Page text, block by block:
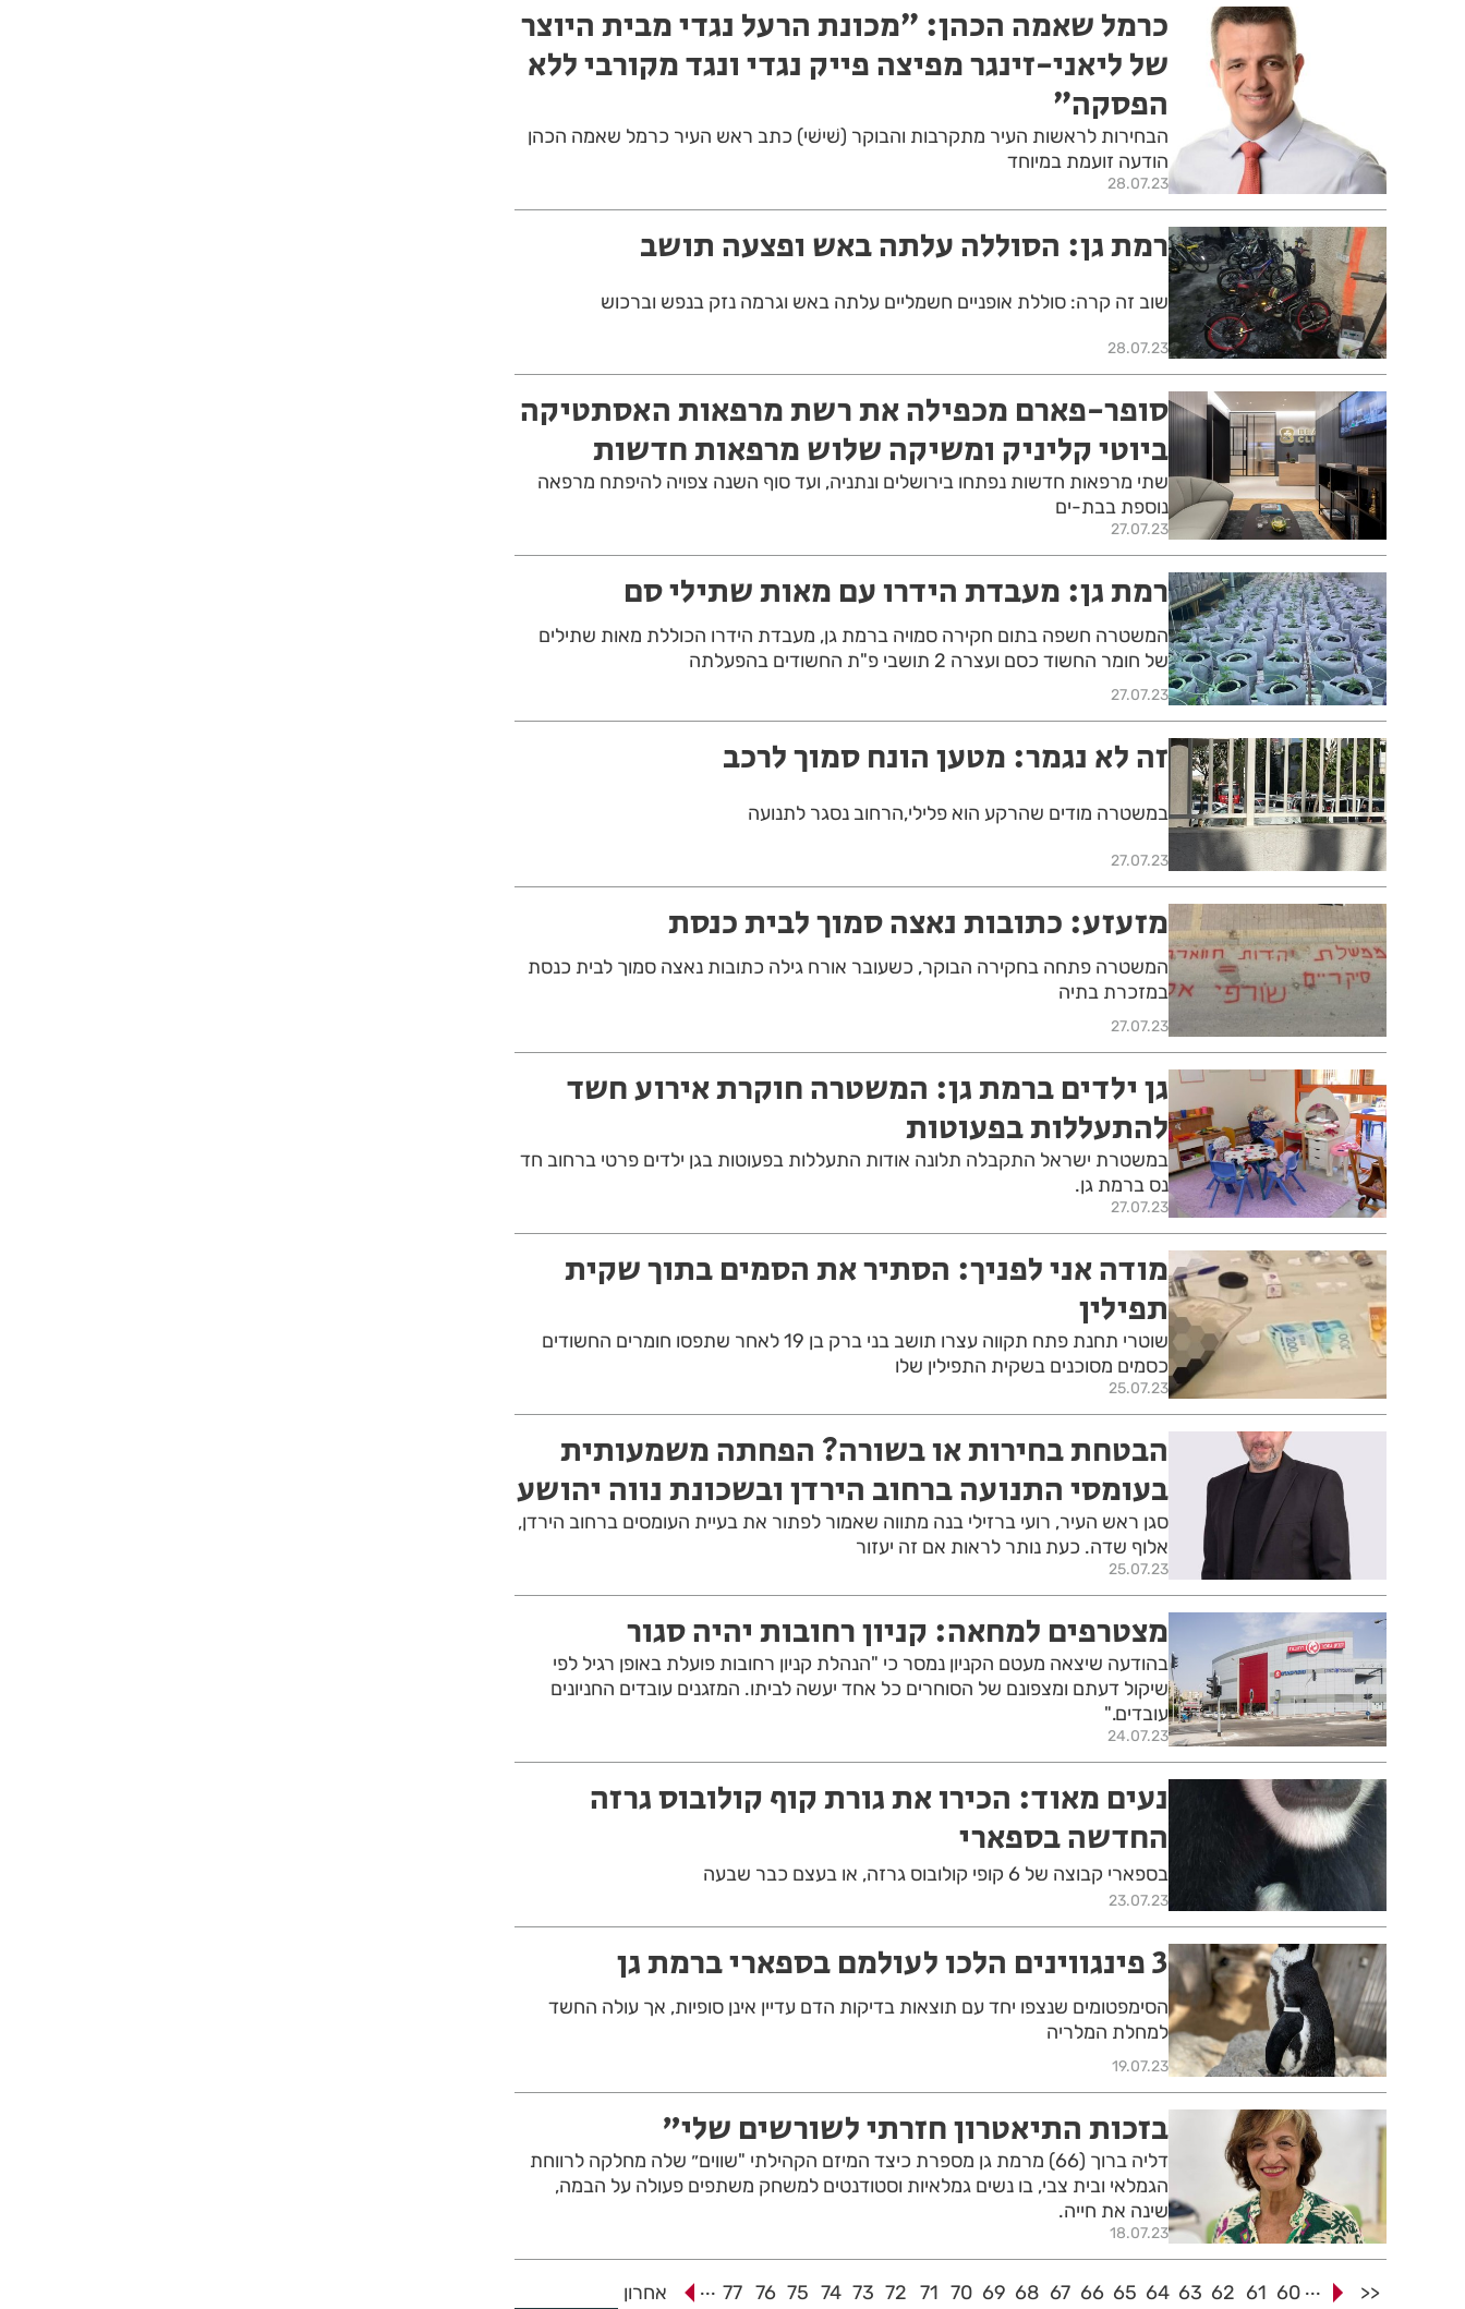
כרמל שאמה הכהן: ״מכונת הרעל נגדי מבית היוצר
של ליאני-זינגר מפיצה פייק נגדי ונגד מקורבי ללא
הפסקה״
הבחירות לראשות העיר מתקרבות והבוקר (שׁישׁי) כתב ראש העיר כרמל שאמה הכהן
הודעה זועמת במיוחד
28.07.23
רמת גן: הסוללה עלתה באש ופצעה תושב
שוב זה קרה: סוללת אופניים חשמליים עלתה באש וגרמה נזק בנפש וברכוש
28.07.23
סופר-פארם מכפילה את רשת מרפאות האסתטיקה
ביוטי קליניק ומשיקה שלוש מרפאות חדשות
שתי מרפאות חדשות נפתחו בירושלים ונתניה, ועד סוף השנה צפויה להיפתח מרפאה
נוספת בבת-ים
27.07.23
רמת גן: מעבדת הידרו עם מאות שתילי סם
המשטרה חשפה בתום חקירה סמויה ברמת גן, מעבדת הידרו הכוללת מאות שתילים
של חומר החשוד כסם ועצרה 2 תושבי פ"ת החשודים בהפעלתה
27.07.23
זה לא נגמר: מטען הונח סמוך לרכב
במשטרה מודים שהרקע הוא פלילי,הרחוב נסגר לתנועה
27.07.23
מזעזע: כתובות נאצה סמוך לבית כנסת
המשטרה פתחה בחקירה הבוקר, כשעובר אורח גילה כתובות נאצה סמוך לבית כנסת
במזכרת בתיה
27.07.23
גן ילדים ברמת גן: המשטרה חוקרת אירוע חשד
להתעללות בפעוטות
במשטרת ישראל התקבלה תלונה אודות התעללות בפעוטות בגן ילדים פרטי ברחוב חד
נס ברמת גן.
27.07.23
מודה אני לפניך: הסתיר את הסמים בתוך שקית
תפילין
שוטרי תחנת פתח תקווה עצרו תושב בני ברק בן 19 לאחר שתפסו חומרים החשודים
כסמים מסוכנים בשקית התפילין שלו
25.07.23
הבטחת בחירות או בשורה? הפחתה משמעותית
בעומסי התנועה ברחוב הירדן ובשכונת נווה יהושע
סגן ראש העיר, רועי ברזילי בנה מתווה שאמור לפתור את בעיית העומסים ברחוב הירדן,
אלוף שדה. כעת נותר לראות אם זה יעזור
25.07.23
מצטרפים למחאה: קניון רחובות יהיה סגור
בהודעה שיצאה מעטם הקניון נמסר כי "הנהלת קניון רחובות פועלת באופן רגיל לפי
שיקול דעתם ומצפונם של הסוחרים כל אחד יעשה לביתו. המזגנים עובדים החניונים
עובדים."
24.07.23
נעים מאוד: הכירו את גורת קוף קולובוס גרזה
החדשה בספארי
בספארי קבוצה של 6 קופי קולובוס גרזה, או בעצם כבר שבעה
23.07.23
3 פינגווינים הלכו לעולמם בספארי ברמת גן
הסימפטומים שנצפו יחד עם תוצאות בדיקות הדם עדיין אינן סופיות, אך עולה החשד
למחלת המלריה
19.07.23
בזכות התיאטרון חזרתי לשורשים שלי"
דליה ברוך (66) מרמת גן מספרת כיצד המיזם הקהילתי "שווים״ שלה מחלקה לרווחת
הגמלאי ובית צבי, בו נשים גמלאיות וסטודנטים למשחק משתפים פעולה על הבמה,
שינה את חייה.
18.07.23
<<
...
60
61
62
63
64
65
66
67
68
69
70
71
72
73
74
75
76
77
... אחרון